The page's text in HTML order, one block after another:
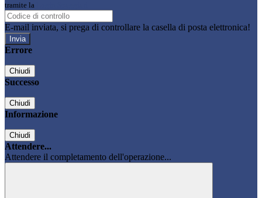
tramite la
E-mail inviata, si prega di controllare la casella di posta elettronica!
Errore
Chiudi
Successo
Chiudi
Informazione
Chiudi
Attendere...
Attendere il completamento dell'operazione...